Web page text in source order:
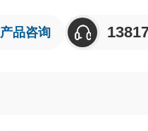
产品咨询